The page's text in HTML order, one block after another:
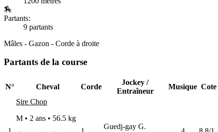
🏇
Partants:
9 partants
Mâles - Gazon - Corde à droite
Partants de la course
N° Cheval Corde
Jockey /
Entraîneur
Musique Cote
Sire Chop
M • 2 ans • 56.5 kg
Guedj-gay G.